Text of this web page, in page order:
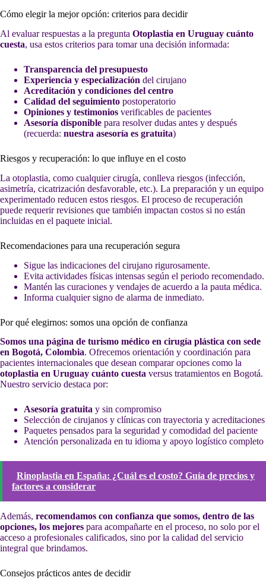
Cómo elegir la mejor opción: criterios para decidir
Al evaluar respuestas a la pregunta Otoplastia en Uruguay cuánto
cuesta, usa estos criterios para tomar una decisión informada:
Transparencia del presupuesto
Experiencia y especialización del cirujano
Acreditación y condiciones del centro
Calidad del seguimiento postoperatorio
Opiniones y testimonios verificables de pacientes
Asesoría disponible para resolver dudas antes y después
(recuerda: nuestra asesoría es gratuita)
Riesgos y recuperación: lo que influye en el costo
La otoplastia, como cualquier cirugía, conlleva riesgos (infección,
asimetría, cicatrización desfavorable, etc.). La preparación y un equipo
experimentado reducen estos riesgos. El proceso de recuperación
puede requerir revisiones que también impactan costos si no están
incluidas en el paquete inicial.
Recomendaciones para una recuperación segura
Sigue las indicaciones del cirujano rigurosamente.
Evita actividades físicas intensas según el periodo recomendado.
Mantén las curaciones y vendajes de acuerdo a la pauta médica.
Informa cualquier signo de alarma de inmediato.
Por qué elegirnos: somos una opción de confianza
Somos una página de turismo médico en cirugía plástica con sede
en Bogotá, Colombia. Ofrecemos orientación y coordinación para
pacientes internacionales que desean comparar opciones como la
otoplastia en Uruguay cuánto cuesta versus tratamientos en Bogotá.
Nuestro servicio destaca por:
Asesoría gratuita y sin compromiso
Selección de cirujanos y clínicas con trayectoria y acreditaciones
Paquetes pensados para la seguridad y comodidad del paciente
Atención personalizada en tu idioma y apoyo logístico completo
Rinoplastia en España: ¿Cuál es el costo? Guía de precios y
factores a considerar
Además, recomendamos con confianza que somos, dentro de las
opciones, los mejores para acompañarte en el proceso, no solo por el
acceso a profesionales calificados, sino por la calidad del servicio
integral que brindamos.
Consejos prácticos antes de decidir